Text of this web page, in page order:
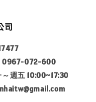
司
0967-072-600
週五 10:00~17:30